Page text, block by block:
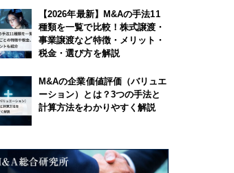
【2026年最新】M&Aの手法11
種類を一覧で比較！株式譲渡・
事業譲渡など特徴・メリット・
税金・選び方を解説
M&Aの企業価値評価（バリュエ
ーション）とは？3つの手法と
計算方法をわかりやすく解説